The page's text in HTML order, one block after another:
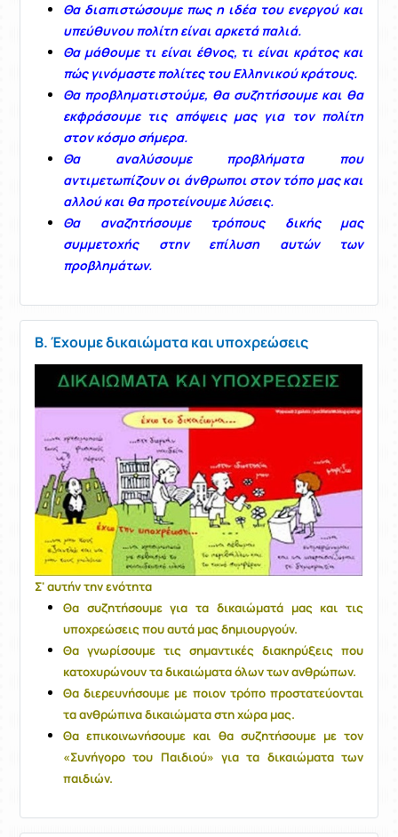
Θα διαπιστώσουμε πως η ιδέα του ενεργού και
υπεύθυνου πολίτη είναι αρκετά παλιά.
Θα μάθουμε τι είναι έθνος, τι είναι κράτος και
πώς γινόμαστε πολίτες του Ελληνικού κράτους.
Θα προβληματιστούμε, θα συζητήσουμε και θα
εκφράσουμε τις απόψεις μας για τον πολίτη
στον κόσμο σήμερα.
Θα αναλύσουμε προβλήματα που
αντιμετωπίζουν οι άνθρωποι στον τόπο μας και
αλλού και θα προτείνουμε λύσεις.
Θα αναζητήσουμε τρόπους δικής μας
συμμετοχής στην επίλυση αυτών των
προβλημάτων.
Β. Έχουμε δικαιώματα και υποχρεώσεις
Σ' αυτήν την ενότητα
Θα συζητήσουμε για τα δικαιώματά μας και τις
υποχρεώσεις που αυτά μας δημιουργούν.
Θα γνωρίσουμε τις σημαντικές διακηρύξεις που
κατοχυρώνουν τα δικαιώματα όλων των ανθρώπων.
Θα διερευνήσουμε με ποιον τρόπο προστατεύονται
τα ανθρώπινα δικαιώματα στη χώρα μας.
Θα επικοινωνήσουμε και θα συζητήσουμε με τον
«Συνήγορο του Παιδιού» για τα δικαιώματα των
παιδιών.